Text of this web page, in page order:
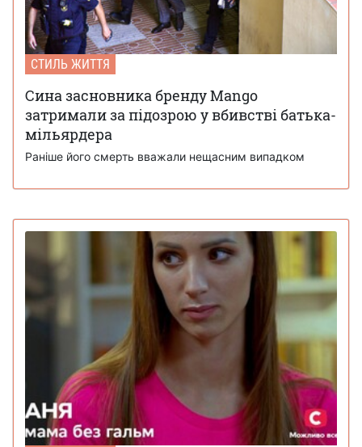
СТИЛЬ ЖИТТЯ
Сина засновника бренду Mango
затримали за підозрою у вбивстві батька-
мільярдера
Раніше його смерть вважали нещасним випадком